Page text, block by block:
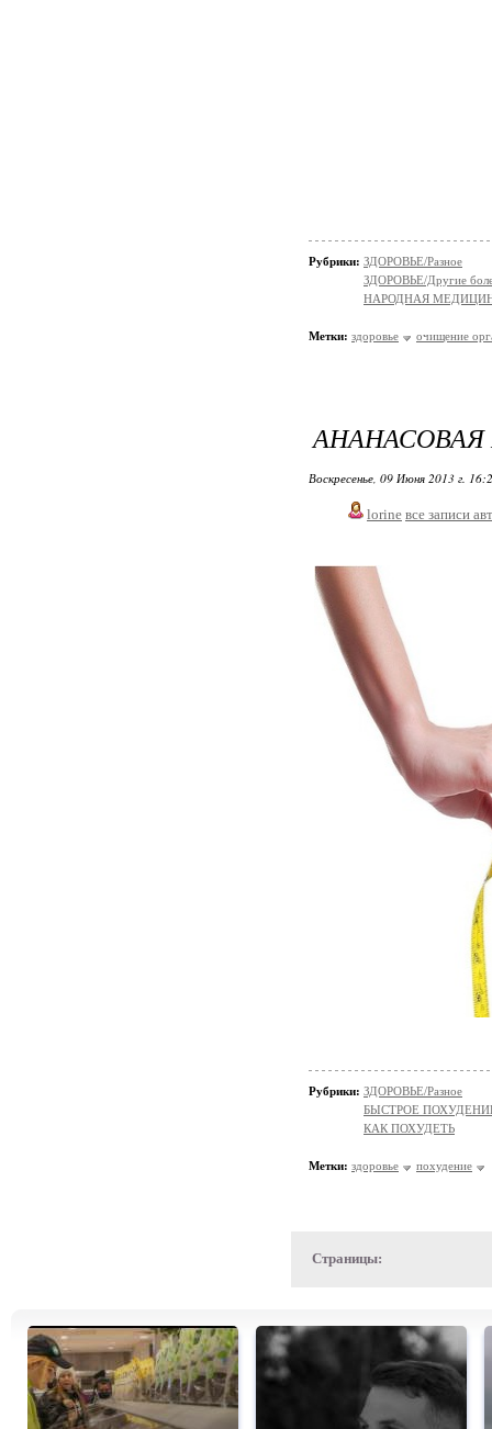
Рубрики: ЗДОРОВЬЕ/Разное
ЗДОРОВЬЕ/Другие
НАРОДНАЯ
Метки: здоровье очищение
Воскресенье, 09 Июня 2013 г.
lorine все записи
Рубрики: ЗДОРОВЬЕ/Разное
БЫСТРОЕ
КАК ПОХУДЕТЬ
Метки: здоровье похудение
Страницы: